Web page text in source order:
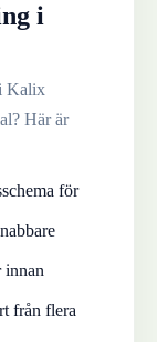
i
Kalix
Här är
för
innan
från flera